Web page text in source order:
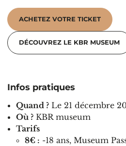
ACHETEZ VOTRE TICKET
DÉCOUVREZ LE KBR MUSEUM
Infos pratiques
Quand ? Le 21 décembre
Où ? KBR museum
Tarifs
8€ : -18 ans, Museum